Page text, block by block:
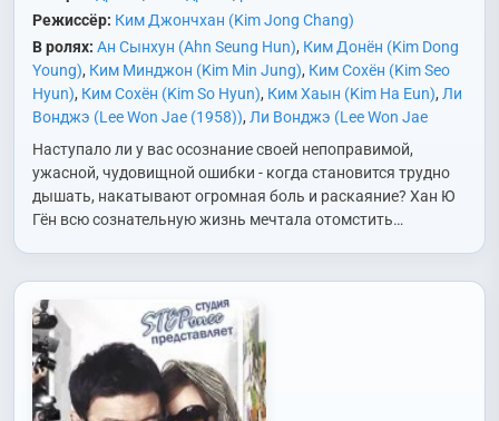
Режиссёр: Ким Джончхан (Kim Jong Chang)
В ролях: Ан Сынхун (Ahn Seung Hun), Ким Донён (Kim Dong
Young), Ким Минджон (Kim Min Jung), Ким Сохён (Kim Seo
Hyun), Ким Сохён (Kim So Hyun), Ким Хаын (Kim Ha Eun), Ли
Вонджэ (Lee Won Jae (1958)), Ли Вонджэ (Lee Won Jae
(1978))
Ли Тхэри (Lee Tae Ri)
Хёнгён (Oh Hyun Kyung)
Пак Джииль (Park Ji Il)
(Seo Do Young)
Сон Оксук (Song Ok Sook)
Хан Хеджин (Han
Hye Jin)
Чан Минхо (Jang Min Ho)
Чон Ганхи (Jung Kang
Чон Гёнсун (Jung Kyung Soon)
Sub),Чон Игап (Jung Ui Kap),Чон Ынбёль (Jung Eun Byul),
Чу Санук (Joo Sang Wook),Чха Хваён (Cha Hwa Yeon),Чхве
Джэвон (Choi Jae Won),Чхве Санхун (Choi Sang Hoon)
Джонын (Yoon Jung Eun)
Наступало ли у вас осознание своей непоправимой,
ужасной, чудовищной ошибки - когда становится трудно
дышать, накатывают огромная боль и раскаяние? Хан Ю
Гён всю сознательную жизнь мечтала отомстить…